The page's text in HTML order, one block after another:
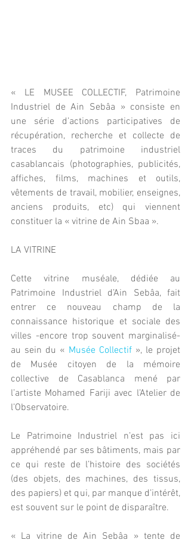
« LE MUSEE COLLECTIF, Patrimoine
Industriel de Ain Sebâa » consiste en
une série d’actions participatives de
récupération, recherche et collecte de
traces du patrimoine industriel
casablancais (photographies, publicités,
affiches, films, machines et outils,
vêtements de travail, mobilier, enseignes,
anciens produits, etc) qui viennent
constituer la « vitrine de Ain Sbaa ».
LA VITRINE
Cette vitrine muséale, dédiée au
Patrimoine Industriel d’Ain Sebâa, fait
entrer ce nouveau champ de la
connaissance historique et sociale des
villes -encore trop souvent marginalisé-
au sein du « Musée Collectif », le projet
de Musée citoyen de la mémoire
collective de Casablanca mené par
l’artiste Mohamed Fariji avec l’Atelier de
l’Observatoire.
Le Patrimoine Industriel n’est pas ici
appréhendé par ses bâtiments, mais par
ce qui reste de l’histoire des sociétés
(des objets, des machines, des tissus,
des papiers) et qui, par manque d’intérêt,
est souvent sur le point de disparaître.
« La vitrine de Ain Sebâa » tente de